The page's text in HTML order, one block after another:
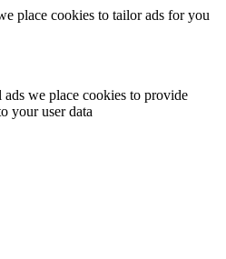
place cookies to tailor ads for you
we place cookies to provide
your user data